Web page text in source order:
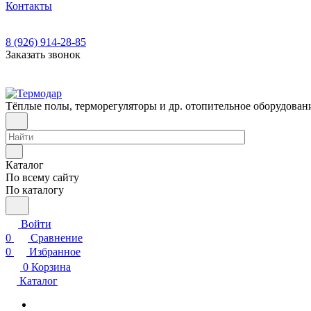
Контакты
8 (926) 914-28-85
Заказать звонок
Тёплые полы, терморегуляторы и др. отопительное
Каталог
По всему сайту
По каталогу
Войти
0
Сравнение
0
Избранное
0 Корзина
Каталог